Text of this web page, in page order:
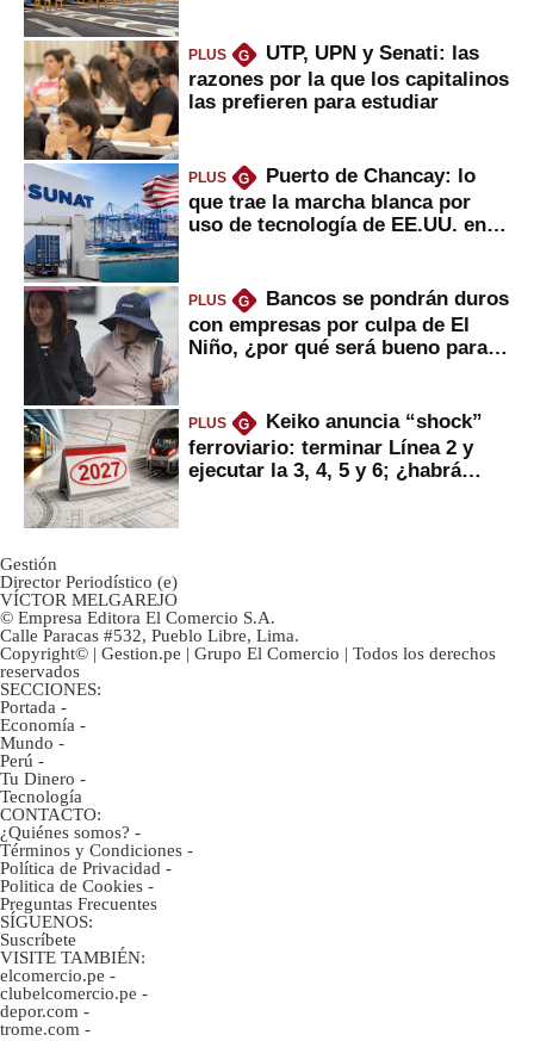
PLUS G
UTP, UPN y Senati: las
razones por la que los capitalinos
las prefieren para estudiar
PLUS G
Puerto de Chancay: lo
que trae la marcha blanca por
uso de tecnología de EE.UU. en
PLUS G
Bancos se pondrán duros
con empresas por culpa de El
Niño, ¿por qué será bueno para
PLUS G
Keiko anuncia “shock”
ferroviario: terminar Línea 2 y
ejecutar la 3, 4, 5 y 6; ¿habrá
Gestión
Director Periodístico (e)
VÍCTOR MELGAREJO
© Empresa Editora El Comercio S.A.
Calle Paracas #532, Pueblo Libre, Lima.
Copyright© | Gestion.pe | Grupo El Comercio | Todos los derechos
reservados
SECCIONES:
Portada -
Economía -
Mundo -
Perú -
Tu Dinero -
Tecnología
CONTACTO:
¿Quiénes somos? -
Términos y Condiciones -
Política de Privacidad -
Politica de Cookies -
Preguntas Frecuentes
SÍGUENOS:
Suscríbete
VISITE TAMBIÉN:
elcomercio.pe -
clubelcomercio.pe -
depor.com -
trome.com -